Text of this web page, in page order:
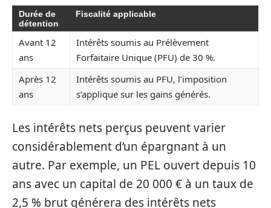
Durée de
détention
Fiscalité applicable
Avant 12
ans
Intérêts soumis au Prélèvement
Forfaitaire Unique (PFU) de 30 %.
Après 12
ans
Intérêts soumis au PFU, l’imposition
s’applique sur les gains générés.
Les intérêts nets perçus peuvent varier
considérablement d’un épargnant à un
autre. Par exemple, un PEL ouvert depuis 10
ans avec un capital de 20 000 € à un taux de
2,5 % brut générera des intérêts nets